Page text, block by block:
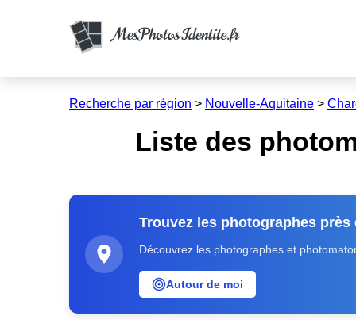
Recherche par région > Nouvelle-Aquitaine >
Liste des
Trouvez les photographes près
Découvrez les photographes et
Autour de moi